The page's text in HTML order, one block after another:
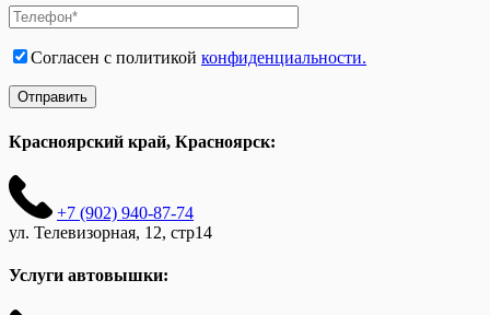
Согласен с политикой конфиденциальности.
Красноярский край, Красноярск:
+7 (902) 940-87-74
ул. Телевизорная, 12, стр14
Услуги автовышки: